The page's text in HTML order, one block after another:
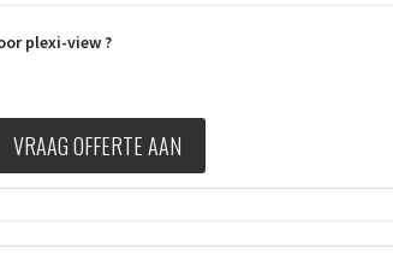
plexi-view ?
VRAAG OFFERTE AAN